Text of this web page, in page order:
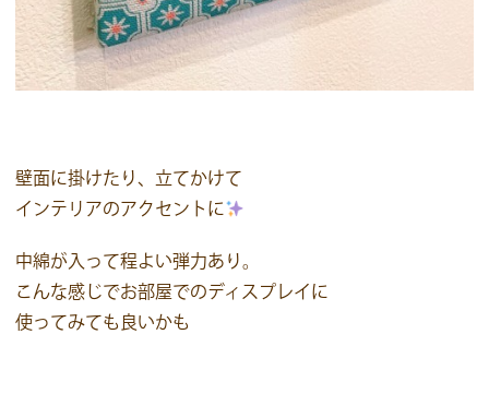
壁面に掛けたり、立てかけて
インテリアのアクセントに
中綿が入って程よい弾力あり。
こんな感じでお部屋でのディスプレイに
使ってみても良いかも